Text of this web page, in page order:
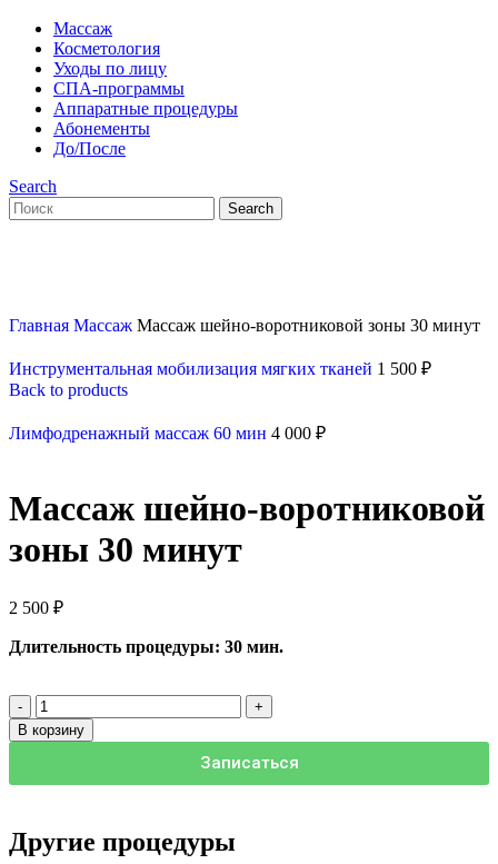
Массаж
Косметология
Уходы по лицу
СПА-программы
Аппаратные процедуры
Абонементы
До/После
Search
Search
Главная Массаж Массаж шейно-воротниковой зоны 30 минут
Инструментальная мобилизация мягких тканей 1 500 ₽
Back to products
Лимфодренажный массаж 60 мин 4 000 ₽
Массаж шейно-воротниковой
зоны 30 минут
2 500 ₽
Длительность процедуры: 30 мин.
В корзину
Записаться
Другие процедуры